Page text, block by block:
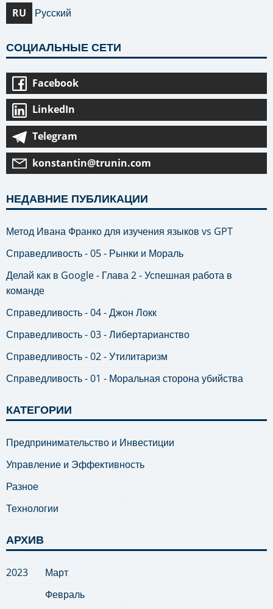
RU Русский
СОЦИАЛЬНЫЕ СЕТИ
Facebook
LinkedIn
Telegram
konstantin@trunin.com
НЕДАВНИЕ ПУБЛИКАЦИИ
Метод Ивана Франко для изучения языков vs GPT
Справедливость - 05 - Рынки и Мораль
Делай как в Google - Глава 2 - Успешная работа в
команде
Справедливость - 04 - Джон Локк
Справедливость - 03 - Либертарианство
Справедливость - 02 - Утилитаризм
Справедливость - 01 - Моральная сторона убийства
КАТЕГОРИИ
Предпринимательство и Инвестиции
Управление и Эффективность
Разное
Технологии
АРХИВ
2023
Март
Февраль